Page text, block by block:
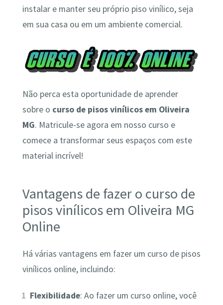
instalar e manter seu próprio piso vinílico, seja
em sua casa ou em um ambiente comercial.
Não perca esta oportunidade de aprender
sobre o curso de pisos vinílicos em Oliveira
MG. Matricule-se agora em nosso curso e
comece a transformar seus espaços com este
material incrível!
Vantagens de fazer o curso de
pisos vinílicos em Oliveira MG
Online
Há várias vantagens em fazer um curso de pisos
vinílicos online, incluindo:
Flexibilidade: Ao fazer um curso online, você